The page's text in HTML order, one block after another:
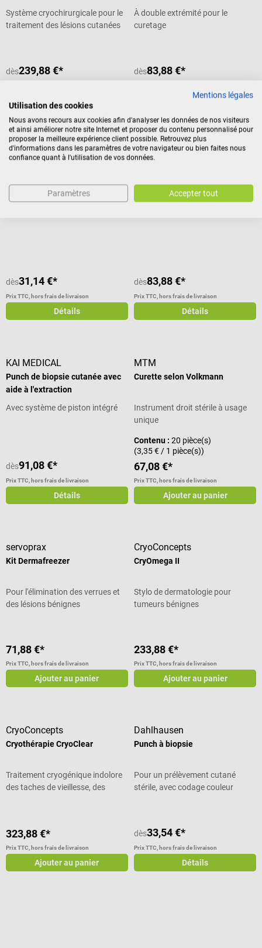
Système cryochirurgicale pour le
traitement des lésions cutanées
dès239,88 €*
Détails
À double extrémité pour le
curetage
dès83,88 €*
Détails
servoprax
Prélèvement stérile de tissus et
dès31,14 €*
Prix TTC, hors frais de livraison
Détails
Fuhrmann
Curette pour le soin des plaies à
dès83,88 €*
Prix TTC, hors frais de livraison
Détails
KAI MEDICAL
Punch de biopsie cutanée avec
aide à l'extraction
Avec système de piston intégré
dès91,08 €*
Prix TTC, hors frais de livraison
Détails
MTM
Curette selon Volkmann
Instrument droit stérile à usage
unique
Contenu :20 pièce(s)
(3,35 € / 1 pièce(s))
67,08 €*
Prix TTC, hors frais de livraison
Ajouter au panier
servoprax
Kit Dermafreezer
Pour l'élimination des verrues et
des lésions bénignes
71,88 €*
Prix TTC, hors frais de livraison
Ajouter au panier
CryoConcepts
CryOmega II
Stylo de dermatologie pour
tumeurs bénignes
233,88 €*
Prix TTC, hors frais de livraison
Ajouter au panier
CryoConcepts
Cryothérapie CryoClear
Traitement cryogénique indolore
des taches de vieillesse, des
323,88 €*
Prix TTC, hors frais de livraison
Ajouter au panier
Dahlhausen
Punch à biopsie
Pour un prélèvement cutané
stérile, avec codage couleur
dès33,54 €*
Prix TTC, hors frais de livraison
Détails
Mentions légales
Utilisation des cookies
Nous avons recours aux cookies afin d'analyser les données de nos visiteurs
et ainsi améliorer notre site Internet et proposer du contenu personnalisé pour
proposer la meilleure expérience client possible. Retrouvez plus
d'informations dans les paramètres de votre navigateur ou bien faites nous
confiance quant à l'utilisation de vos données.
Paramètres Accepter tout